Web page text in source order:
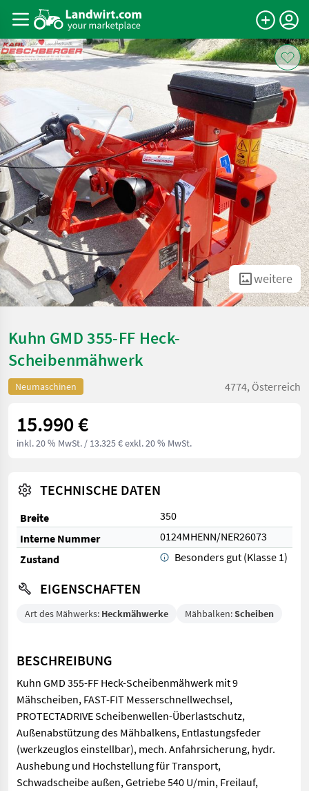
weitere
Kuhn GMD 355-FF Heck-
Scheibenmähwerk
Neumaschinen 4774, Österreich
15.990 €
inkl. 20 % MwSt. / 13.325 € exkl. 20 % MwSt.
TECHNISCHE DATEN
Breite
350
Interne Nummer
0124MHENN/NER26073
Zustand
Besonders gut (Klasse 1)
EIGENSCHAFTEN
Art des Mähwerks: Heckmähwerke Mähbalken:Scheiben
BESCHREIBUNG
Kuhn GMD 355-FF Heck-Scheibenmähwerk mit 9
Mähscheiben, FAST-FIT Messerschnellwechsel,
PROTECTADRIVE Scheibenwellen-Überlastschutz,
Außenabstützung des Mähbalkens, Entlastungsfeder
(werkzeuglos einstellbar), mech. Anfahrsicherung, hydr.
Aushebung und Hochstellung für Transport,
Schwadscheibe außen, Getriebe 540 U/min, Freilauf,